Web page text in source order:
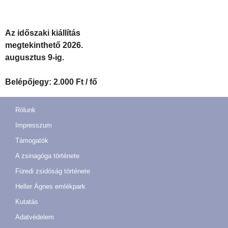
Az időszaki kiállítás
megtekinthető 2026.
augusztus 9-ig.
Belépőjegy: 2.000 Ft / fő
Rólunk
Impresszum
Támogatók
A zsinagóga története
Füredi zsidóság története
Heller Ágnes emlékpark
Kutatás
Adatvédelem